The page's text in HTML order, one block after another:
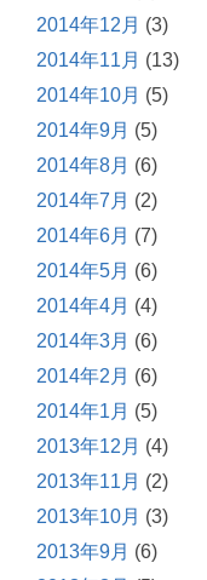
2014年12月 (3)
2014年11月 (13)
2014年10月 (5)
2014年9月 (5)
2014年8月 (6)
2014年7月 (2)
2014年6月 (7)
2014年5月 (6)
2014年4月 (4)
2014年3月 (6)
2014年2月 (6)
2014年1月 (5)
2013年12月 (4)
2013年11月 (2)
2013年10月 (3)
2013年9月 (6)